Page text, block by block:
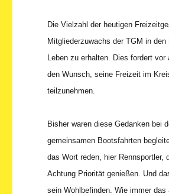
Die Vielzahl der heutigen
Mitgliederzuwachs der TGM in
Leben zu erhalten. Dies fordert
den Wunsch, seine Freizeit im
teilzunehmen.
Bisher waren diese Gedanken bei
gemeinsamen Bootsfahrten
das Wort reden, hier Rennsportler,
Achtung Priorität genießen. Und
sein Wohlbefinden. Wie immer